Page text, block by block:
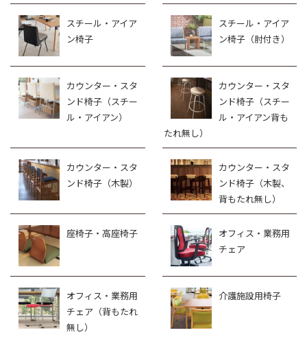
スチール・アイア
ン椅子
スチール・アイア
ン椅子（肘付き）
カウンター・スタ
ンド椅子（スチー
ル・アイアン）
カウンター・スタ
ンド椅子（スチー
ル・アイアン背も
たれ無し）
カウンター・スタ
ンド椅子（木製）
カウンター・スタ
ンド椅子（木製、
背もたれ無し）
座椅子・高座椅子
オフィス・業務用
チェア
オフィス・業務用
チェア（背もたれ
無し）
介護施設用椅子